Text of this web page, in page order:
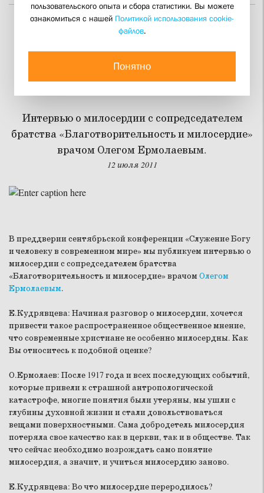
Помочь победить
последнее зло в
человеке
Интервью о милосердии с сопредседателем
братства «Благотворительность и милосердие»
врачом Олегом Ермолаевым.
12 июля 2011
В преддверии сентябрьской конференции «Служение Богу
и человеку в современном мире» мы публикуем интервью о
милосердии с сопредседателем братства
«Благотворительность и милосердие» врачомОлегом
Ермолаевым.
Е.Кудрявцева: Начиная разговор о милосердии, хочется
привести такое распространенное общественное мнение,
что современные христиане не особенно милосердны. Как
Вы относитесь к подобной оценке?
О.Ермолаев: После 1917 года и всех последующих событий,
которые привели к страшной антропологической
катастрофе, многие понятия были утеряны, мы ушли с
глубины духовной жизни и стали довольствоваться
вещами поверхностными. Сама добродетель милосердия
потеряла свое качество как в церкви, так и в обществе. Так
что сейчас необходимо возрождать само понятие
милосердия, а значит, и учиться милосердию заново.
Е.Кудрявцева: Во что милосердие переродилось?
пользовательского опыта и сбора статистики. Вы можете
ознакомиться с нашей Политикой использования cookie-
файлов.
Понятно